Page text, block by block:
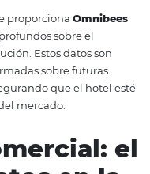
canales de
con OTAs (agencias
de ingresos y
gestionar todos
no solo ahorra tiempo,